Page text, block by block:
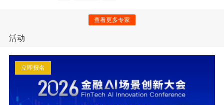
查看更多专家
活动
立即报名